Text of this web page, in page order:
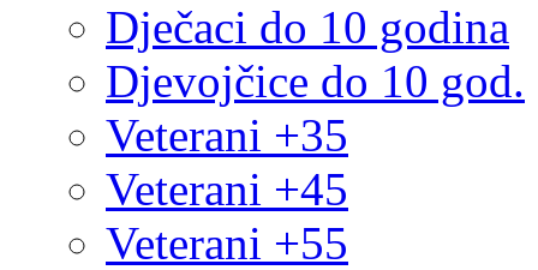
Dječaci do 10 godina
Djevojčice do 10 god.
Veterani +35
Veterani +45
Veterani +55